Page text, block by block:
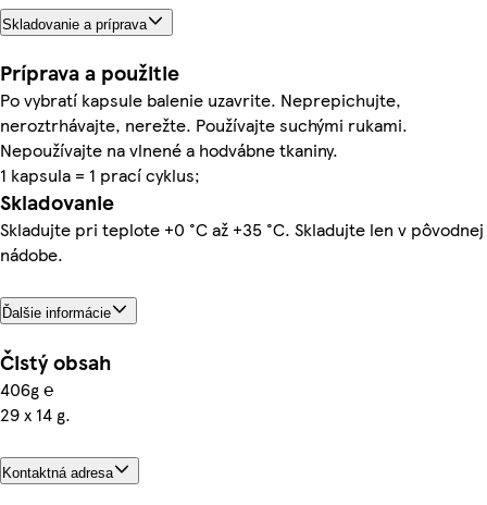
Skladovanie a príprava
Príprava a použitie
Po vybratí kapsule balenie uzavrite. Neprepichujte,
neroztrhávajte, nerežte. Používajte suchými rukami.
Nepoužívajte na vlnené a hodvábne tkaniny.
1 kapsula = 1 prací cyklus;
Skladovanie
Skladujte pri teplote +0 °C až +35 °C. Skladujte len v pôvodnej
nádobe.
Ďalšie informácie
Čistý obsah
406g ℮
29 x 14 g.
Kontaktná adresa